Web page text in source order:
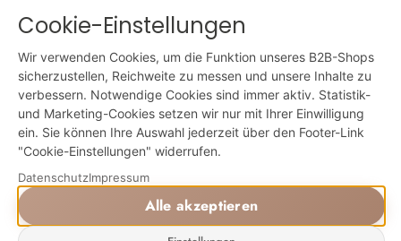
Öffnungszeiten
Wir sind persönlich, für Sie da:
Mo - Do: 09:00 - 16:00 Uhr
Fr: 09:00 - 15:00 Uhr
Sa + So: geschlossen
Online bestellen: 24/7
Powered by Digital Solutions NF
Cookie-Einstellungen
Wir verwenden Cookies, um die Funktion unseres B2B-Shops
sicherzustellen, Reichweite zu messen und unsere Inhalte zu
verbessern. Notwendige Cookies sind immer aktiv. Statistik-
und Marketing-Cookies setzen wir nur mit Ihrer Einwilligung
ein. Sie können Ihre Auswahl jederzeit über den Footer-Link
"Cookie-Einstellungen" widerrufen.
DatenschutzImpressum
Alle akzeptieren